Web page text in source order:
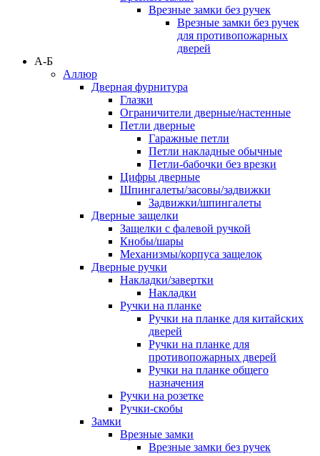
Врезные замки без ручек
Врезные замки без ручек
для противопожарных
дверей
А-Б
Аллюр
Дверная фурнитура
Глазки
Ограничители дверные/настенные
Петли дверные
Гаражные петли
Петли накладные обычные
Петли-бабочки без врезки
Цифры дверные
Шпингалеты/засовы/задвижки
Задвижки/шпингалеты
Дверные защелки
Защелки с фалевой ручкой
Кнобы/шары
Механизмы/корпуса защелок
Дверные ручки
Накладки/завертки
Накладки
Ручки на планке
Ручки на планке для китайских
дверей
Ручки на планке для
противопожарных дверей
Ручки на планке общего
назначения
Ручки на розетке
Ручки-скобы
Замки
Врезные замки
Врезные замки без ручек